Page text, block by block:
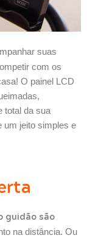
suas
com os
O painel LCD
total da sua
um jeito simples e
guidão são
na distância. Ou